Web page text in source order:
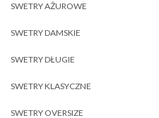
SWETRY AŻUROWE
SWETRY DAMSKIE
SWETRY DŁUGIE
SWETRY KLASYCZNE
SWETRY OVERSIZE